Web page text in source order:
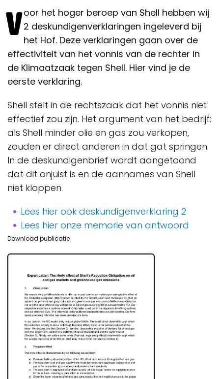
Voor het hoger beroep van Shell hebben wij
2 deskundigenverklaringen ingeleverd bij
het Hof. Deze verklaringen gaan over de
effectiviteit van het vonnis van de rechter in
de Klimaatzaak tegen Shell. Hier vind je de
eerste verklaring.
Shell stelt in de rechtszaak dat het vonnis niet
effectief zou zijn. Het argument van het bedrijf:
als Shell minder olie en gas zou verkopen,
zouden er direct anderen in dat gat springen.
In de deskundigenbrief wordt aangetoond
dat dit onjuist is en de aannames van Shell
niet kloppen.
Lees hier ook deskundigenverklaring 2
Lees hier onze memorie van antwoord
Download publicatie